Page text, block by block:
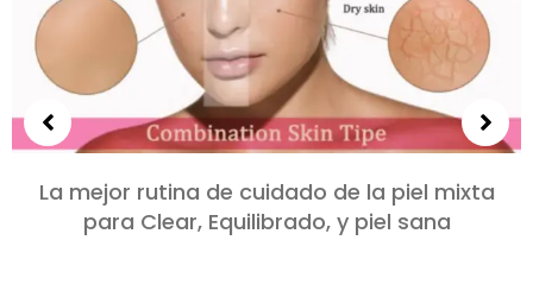
La mejor rutina de cuidado de la piel mixta
para Clear, Equilibrado, y piel sana